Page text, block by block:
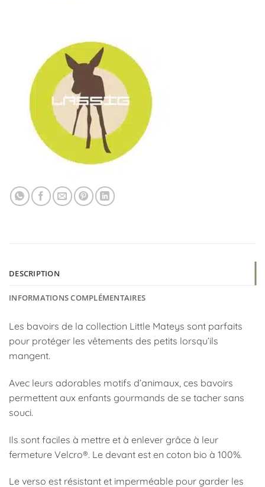
DESCRIPTION
INFORMATIONS COMPLÉMENTAIRES
Les bavoirs de la collection Little Mateys sont parfaits
pour protéger les vêtements des petits lorsqu’ils
mangent.
Avec leurs adorables motifs d’animaux, ces bavoirs
permettent aux enfants gourmands de se tacher sans
souci.
Ils sont faciles à mettre et à enlever grâce à leur
fermeture Velcro®. Le devant est en coton bio à 100%.
Le verso est résistant et imperméable pour garder les